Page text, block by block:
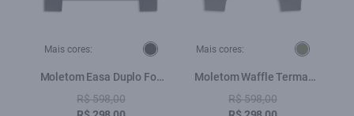
Mais cores:
Moletom Easa Duplo Foil
Capuz Preto
R$ 598,00
Mais cores:
Moletom Waffle Termal
Classic Verde Militar
R$ 598,00